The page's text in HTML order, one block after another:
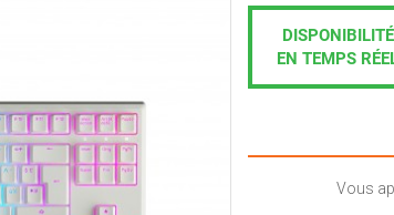
DISPONIBILITÉ
EN TEMPS
Vous